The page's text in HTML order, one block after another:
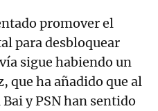
promover el
para desbloquear
sigue habiendo un
que ha añadido que al
y PSN han sentido